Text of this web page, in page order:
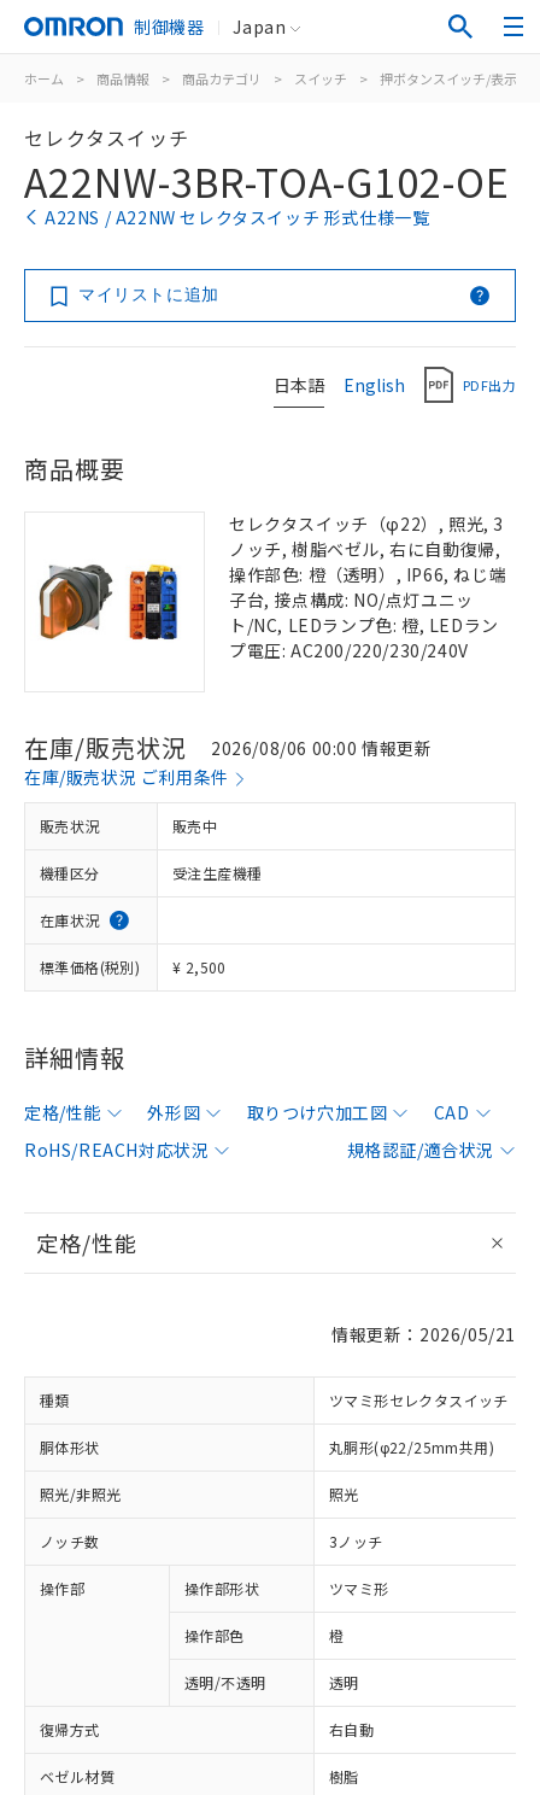
制御機器 Japan
ホーム > 商品情報 > 商品カテゴリ > スイッチ > 押ボタンスイッチ/表示灯
セレクタスイッチ
A22NW-3BR-TOA-G102-OE
A22NS / A22NW セレクタスイッチ 形式仕様一覧
マイリストに追加
日本語 English PDF出力
商品概要
セレクタスイッチ（φ22）, 照光, 3
ノッチ, 樹脂ベゼル, 右に自動復帰,
操作部色: 橙（透明）, IP66, ねじ端
子台, 接点構成: NO/点灯ユニッ
ト/NC, LEDランプ色: 橙, LEDラン
プ電圧: AC200/220/230/240V
在庫/販売状況
2026/08/06 00:00 情報更新
在庫/販売状況 ご利用条件
販売状況 販売中
機種区分 受注生産機種
在庫状況
標準価格(税別) ¥ 2,500
詳細情報
定格/性能 外形図 取りつけ穴加工図
CAD
RoHS/REACH対応状況
規格認証/適合状況
定格/性能
情報更新：2026/05/21
種類 ツマミ形セレクタスイッチ
胴体形状 丸胴形(φ22/25mm共用)
照光/非照光 照光
ノッチ数 3ノッチ
操作部 操作部形状 ツマミ形
操作部色 橙
透明/不透明 透明
復帰方式 右自動
ベゼル材質 樹脂